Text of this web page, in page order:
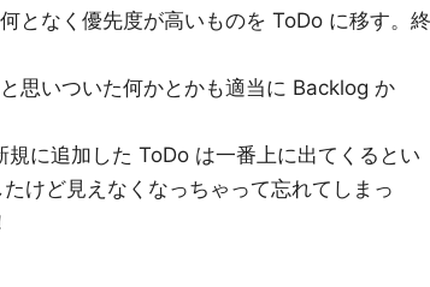
となく優先度が高いものを ToDo に移す。終
思いついた何かとかも適当に Backlog か
に追加した ToDo は一番上に出てくるとい
けど見えなくなっちゃって忘れてしまっ